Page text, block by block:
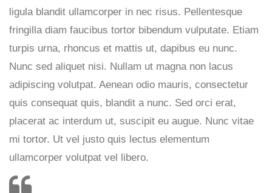
ligula blandit ullamcorper in nec risus. Pellentesque
fringilla diam faucibus tortor bibendum vulputate. Etiam
turpis urna, rhoncus et mattis ut, dapibus eu nunc.
Nunc sed aliquet nisi. Nullam ut magna non lacus
adipiscing volutpat. Aenean odio mauris, consectetur
quis consequat quis, blandit a nunc. Sed orci erat,
placerat ac interdum ut, suscipit eu augue. Nunc vitae
mi tortor. Ut vel justo quis lectus elementum
ullamcorper volutpat vel libero.